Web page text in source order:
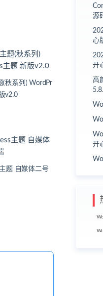
(秋系列) WordPr
v2.0
题 自媒体二号
源
心
开
高
开